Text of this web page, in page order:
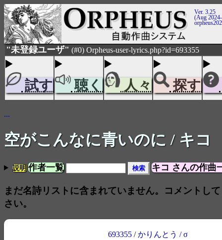
Ver. 3.25
(Aug
"未登録ユーザ" (#0) Orpheus-user-lyrics.php?id=693355
試す 聴く 人々 探す
...
空がこんなに青いのに / キコ
説明 作者一覧 キコ さんの作曲
まだ名詩リストに含まれていません。コメントし
さい。
693355 /かりんとう / σ